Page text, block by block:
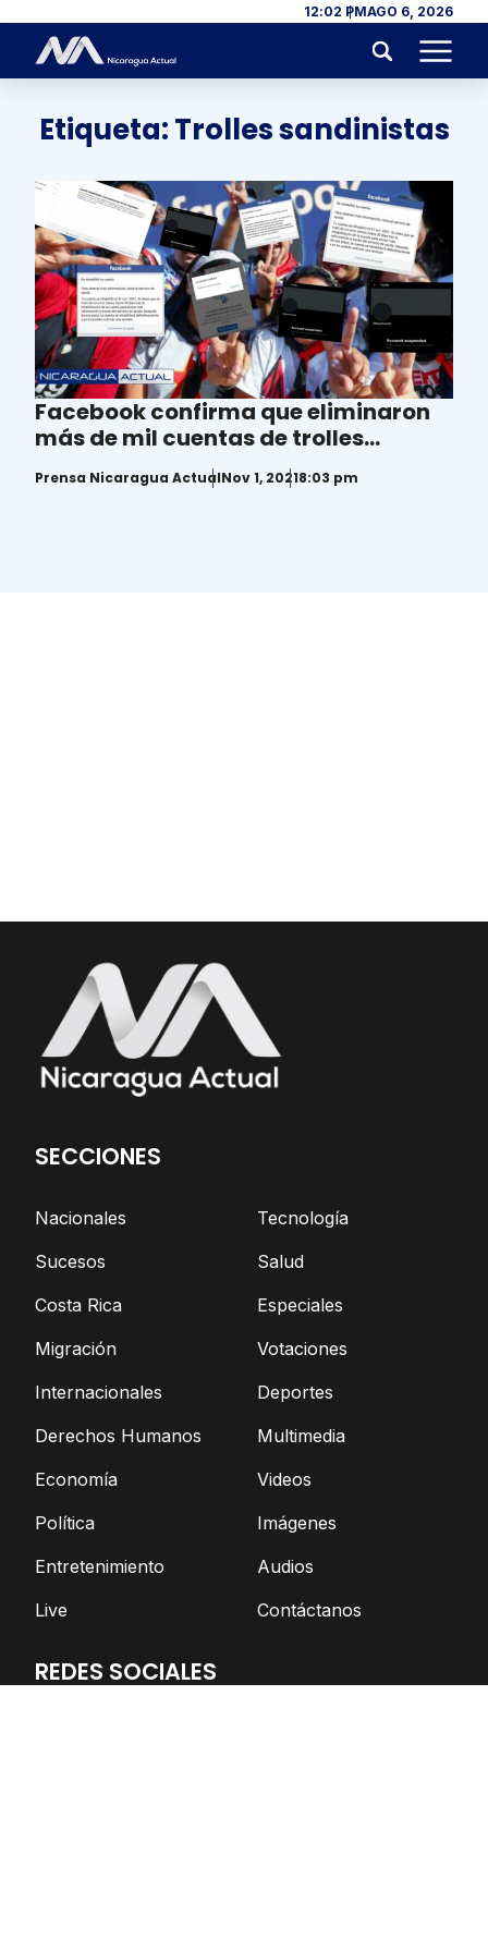
Skip to content 12:02 PMAGO 6, 2026
Menu
Etiqueta:Trolles sandinistas
Facebook confirma que eliminaron
más de mil cuentas de trolles
sandinistas
Prensa Nicaragua ActualNov 1, 20218:03 pm
SECCIONES
Nacionales
Sucesos
Costa Rica
Migración
Internacionales
Derechos Humanos
Economía
Política
Entretenimiento
Live
Tecnología
Salud
Especiales
Votaciones
Deportes
Multimedia
Videos
Imágenes
Audios
Contáctanos
REDES SOCIALES